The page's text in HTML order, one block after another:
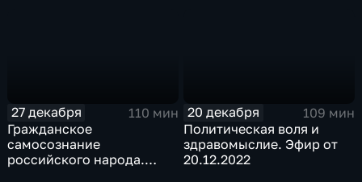
27 декабря
110 мин
Гражданское
самосознание
российского народа.
20 декабря
109 мин
Политическая воля и
здравомыслие. Эфир от
20.12.2022